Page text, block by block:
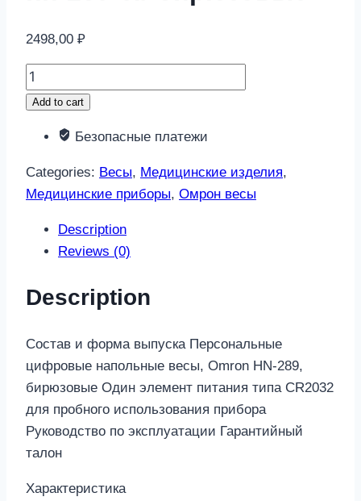
2498,00 ₽
Омрон
весы
бирюзовые
quantity
Add to cart
Безопасные платежи
Categories: Весы, Медицинские изделия,
Медицинские приборы, Омрон весы
Description
Reviews (0)
Description
Состав и форма выпуска Персональные
цифровые напольные весы, Omron HN-289,
бирюзовые Один элемент питания типа CR2032
для пробного использования прибора
Руководство по эксплуатации Гарантийный
талон
Характеристика